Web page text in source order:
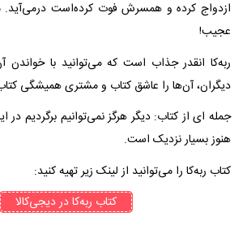
ازدواج کرده و همسرش فوت کرده‌است درمی‌آید.
عجیب!
ربه‌کا انقدر جذاب است که می‌توانید با
دیگران، آن‌ها را عاشق کتاب و مشتری همیشگی
جمله ای از کتاب: دیگر هرگز نمی‌توانیم برگردیم
هنوز بسیار نزدیک است.
کتاب ربه‌کا را می‌توانید از لینک زیر تهیه کنید:
کتاب‌ ربه‌کا در دیجی‌کالا